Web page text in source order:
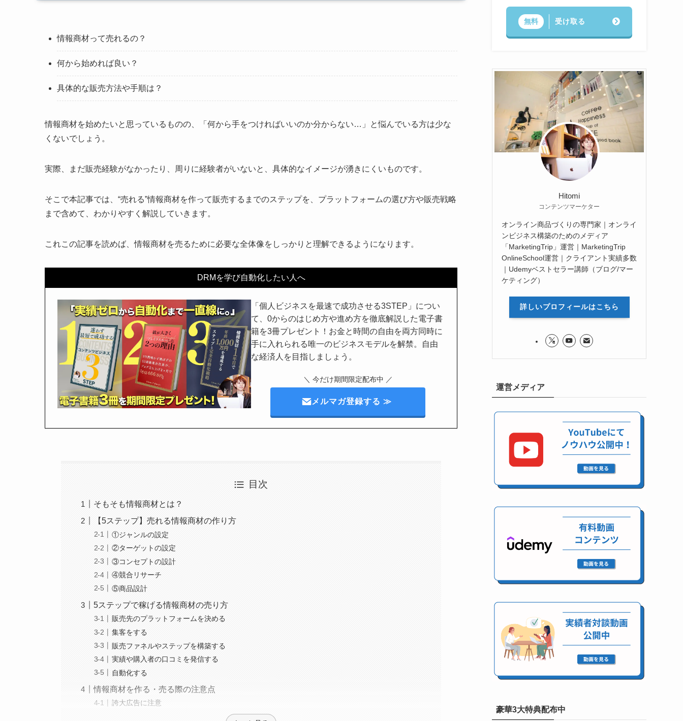
情報商材って売れるの？
何から始めれば良い？
具体的な販売方法や手順は？
情報商材を始めたいと思っているものの、「何から手をつければいいのか分からない…」と悩んでいる方は少な
くないでしょう。
実際、まだ販売経験がなかったり、周りに経験者がいないと、具体的なイメージが湧きにくいものです。
そこで本記事では、“売れる”情報商材を作って販売するまでのステップを、プラットフォームの選び方や販売戦略
まで含めて、わかりやすく解説していきます。
これこの記事を読めば、情報商材を売るために必要な全体像をしっかりと理解できるようになります。
DRMを学び自動化したい人へ
「個人ビジネスを最速で成功させる3STEP」につい
て、0からのはじめ方や進め方を徹底解説した電子書
籍を3冊プレゼント！お金と時間の自由を両方同時に
手に入れられる唯一のビジネスモデルを解禁。自由
な経済人を目指しましょう。
＼ 今だけ期間限定配布中 ／
メルマガ登録する ≫
目次
そもそも情報商材とは？
【5ステップ】売れる情報商材の作り方
①ジャンルの設定
②ターゲットの設定
③コンセプトの設計
④競合リサーチ
⑤商品設計
5ステップで稼げる情報商材の売り方
販売先のプラットフォームを決める
集客をする
販売ファネルやステップを構築する
実績や購入者の口コミを発信する
自動化する
情報商材を作る・売る際の注意点
誇大広告に注意
無料 受け取る
Hitomi
コンテンツマーケター
オンライン商品づくりの専門家｜オンライ
ンビジネス構築のためのメディア
「MarketingTrip」運営｜MarketingTrip
OnlineSchool運営｜クライアント実績多数
｜Udemyベストセラー講師（ブログ/マー
ケティング）
詳しいプロフィールはこちら
運営メディア
豪華3大特典配布中